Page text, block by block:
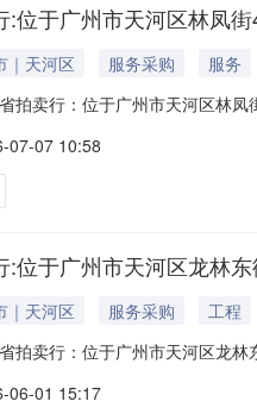
:位于广州市天河区林凤
｜天河区 服务采购 服务
拍卖行：位于广州市天河区林
租要求请于中拍平台下载附件查
07-07 10:58
:位于广州市天河区龙林
｜天河区 服务采购 工程
拍卖行：位于广州市天河区龙
属场地物业租赁权进行公开拍卖
06-01 15:17